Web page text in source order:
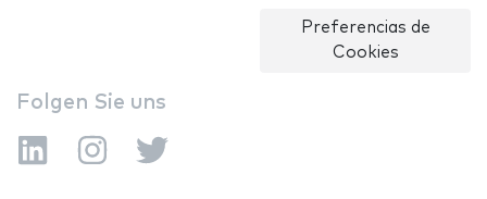
Preferencias de
Cookies
Folgen Sie uns